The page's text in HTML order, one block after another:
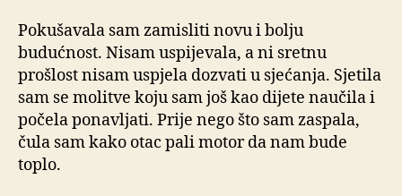
Pokušavala sam zamisliti novu i bolju
budućnost. Nisam uspijevala, a ni sretnu
prošlost nisam uspjela dozvati u sjećanja. Sjetila
sam se molitve koju sam još kao dijete naučila i
počela ponavljati. Prije nego što sam zaspala,
čula sam kako otac pali motor da nam bude
toplo.